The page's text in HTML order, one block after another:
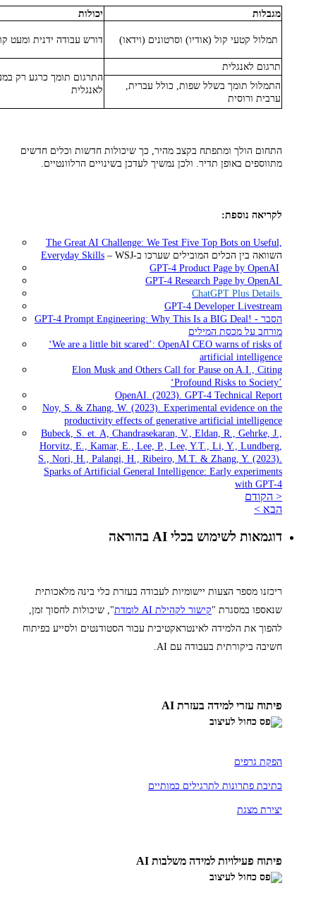
מגבלות יכולות
תמלול קטעי קול (אודיו) וסרטונים (וידאו) דורש עבודה ידנית ומעט
תרגום לאנגלית
התרגום תומך כרגע רק
לאנגלית
התמלול תומך בשלל שפות, כולל עברית,
ערבית ורוסית
התחום הולך ומתפתח בקצב מהיר, כך שיכולות חדשות וכלים חדשים
מתווספים באופן תדיר. ולכן נמשיך לעדכן בשינויים הרלוונטיים.
לקריאה נוספת:
The Great AI Challenge: We Test Five Top Bots on Useful,
Everyday Skills
– WSJ-השוואה בין הכלים המובילים שערכו ב
GPT-4 Product Page by OpenAI
GPT-4 Research Page by OpenAI
ChatGPT Plus Details
GPT-4 Developer Livestream
GPT-4 Prompt Engineering: Why This Is a BIG Deal! - הסבר
מורחב על מכסת המילים
‘We are a little bit scared’: OpenAI CEO warns of risks of
artificial intelligence
Elon Musk and Others Call for Pause on A.I., Citing
‘Profound Risks to Society’
OpenAI. (2023). GPT-4 Technical Report
Noy, S. & Zhang, W. (2023). Experimental evidence on the
productivity effects of generative artificial intelligence
Bubeck, S. et. A, Chandrasekaran, V., Eldan, R., Gehrke, J.,
Horvitz, E., Kamar, E., Lee, P., Lee, Y.T., Li, Y., Lundberg,
S., Nori, H., Palangi, H., Ribeiro, M.T. & Zhang, Y. (2023).
Sparks of Artificial General Intelligence: Early experiments
with GPT-4
< הקודם
הבא >
דוגמאות לשימוש בכלי AI בהוראה
ריכזנו מספר הצעות יישומיות לעבודה בעזרת כלי בינה מלאכותית
שנאספו במסגרת "קישור לקהילת AI לומדת", שיכולות לחסוך זמן,
להפוך את הלמידה לאינטראקטיבית עבור הסטודנטים ולסייע בפיתוח
חשיבה ביקורתית בעבודה עם AI.
פיתוח עזרי למידה בעזרת AI
הפקת גרפים
כתיבת פתרונות לתרגילים כמותיים
יצירת מצגת
פיתוח פעילויות למידה משלבות AI